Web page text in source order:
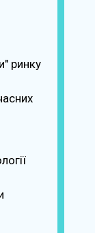
ринку